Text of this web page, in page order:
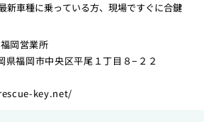
新車種に乗っている方、現場ですぐに合鍵
岡営業所
県福岡市中央区平尾１丁目８−２２
key.net/